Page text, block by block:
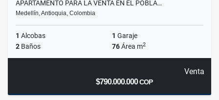
APARTAMENTO PARA LA VENTA EN EL POBLA…
Medellín, Antioquia, Colombia
1 Alcobas 1 Garaje
2 Baños 76Área m2
Venta
$790.000.000COP